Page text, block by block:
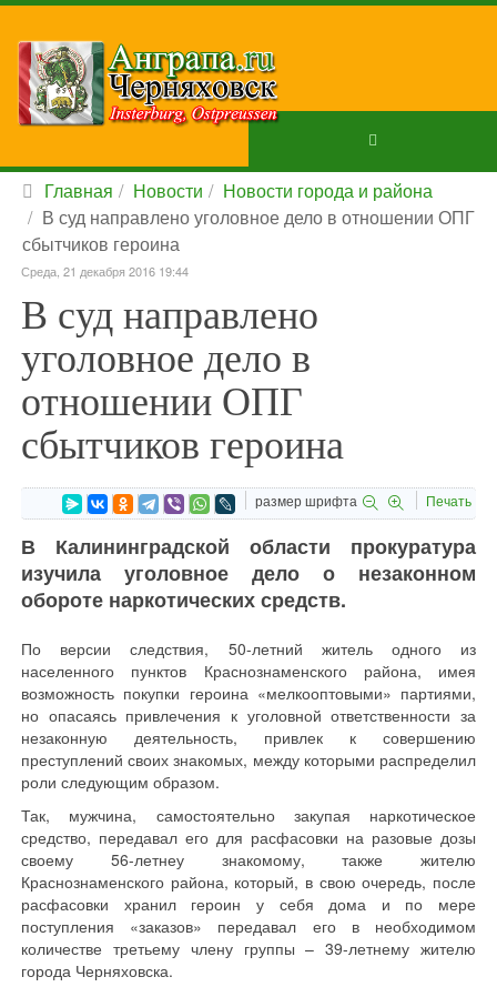
Главная Новости
Новости города и района
В суд направлено уголовное дело в отношении ОПГ
сбытчиков героина
Среда, 21 декабря 2016 19:44
В суд направлено
уголовное дело в
отношении ОПГ
сбытчиков героина
размер шрифта Печать
В Калининградской области прокуратура
изучила уголовное дело о незаконном
обороте наркотических средств.
По версии следствия, 50-летний житель одного из
населенного пунктов Краснознаменского района, имея
возможность покупки героина «мелкооптовыми» партиями,
но опасаясь привлечения к уголовной ответственности за
незаконную деятельность, привлек к совершению
преступлений своих знакомых, между которыми распределил
роли следующим образом.
Так, мужчина, самостоятельно закупая наркотическое
средство, передавал его для расфасовки на разовые дозы
своему 56-летнеу знакомому, также жителю
Краснознаменского района, который, в свою очередь, после
расфасовки хранил героин у себя дома и по мере
поступления «заказов» передавал его в необходимом
количестве третьему члену группы – 39-летнему жителю
города Черняховска.